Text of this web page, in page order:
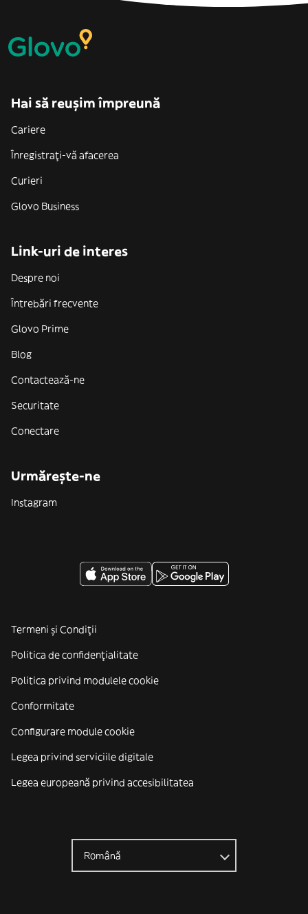
Hai să reușim împreună
Cariere
Înregistrați-vă afacerea
Curieri
Glovo Business
Link-uri de interes
Despre noi
Întrebări frecvente
Glovo Prime
Blog
Contactează-ne
Securitate
Conectare
Urmărește-ne
Instagram
Termeni și Condiții
Politica de confidenţialitate
Politica privind modulele cookie
Conformitate
Configurare module cookie
Legea privind serviciile digitale
Legea europeană privind accesibilitatea